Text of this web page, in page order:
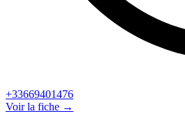
+33669401476
Voir la fiche →